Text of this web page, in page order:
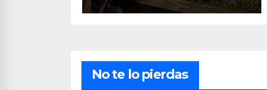
No te lo pierdas